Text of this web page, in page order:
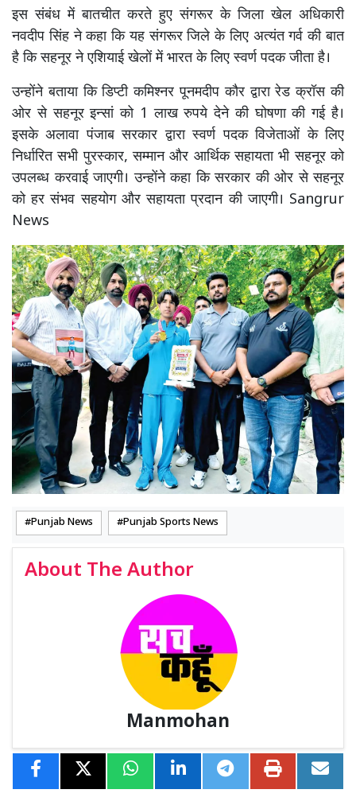
इस संबंध में बातचीत करते हुए संगरूर के जिला खेल अधिकारी
नवदीप सिंह ने कहा कि यह संगरूर जिले के लिए अत्यंत गर्व की बात
है कि सहनूर ने एशियाई खेलों में भारत के लिए स्वर्ण पदक जीता है।
उन्होंने बताया कि डिप्टी कमिश्नर पूनमदीप कौर द्वारा रेड क्रॉस की
ओर से सहनूर इन्सां को 1 लाख रुपये देने की घोषणा की गई है।
इसके अलावा पंजाब सरकार द्वारा स्वर्ण पदक विजेताओं के लिए
निर्धारित सभी पुरस्कार, सम्मान और आर्थिक सहायता भी सहनूर को
उपलब्ध करवाई जाएगी। उन्होंने कहा कि सरकार की ओर से सहनूर
को हर संभव सहयोग और सहायता प्रदान की जाएगी। Sangrur
News
Punjab News Punjab Sports News
About The Author
Manmohan